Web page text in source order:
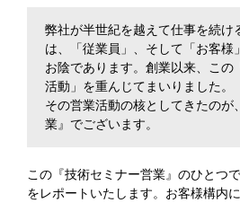
弊社が半世紀を越えて仕事を続け
は、「従業員」、そして「お客様
お陰であります。創業以来、この
活動」を重んじてまいりました。
その営業活動の核としてきたのが
業』でございます。
この『技術セミナー営業』のひとつ
をレポートいたします。お客様構内